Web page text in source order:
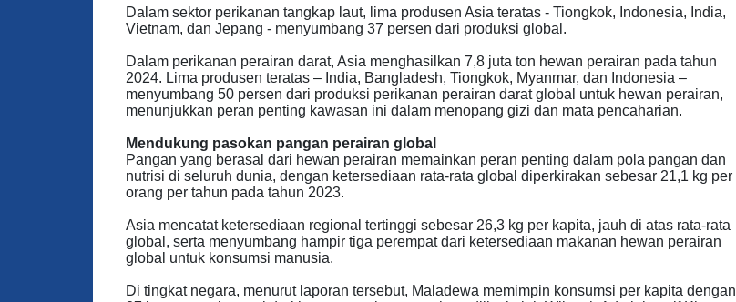
Dalam sektor perikanan tangkap laut, lima produsen Asia teratas - Tiongkok, Indonesia, India,
Vietnam, dan Jepang - menyumbang 37 persen dari produksi global.
Dalam perikanan perairan darat, Asia menghasilkan 7,8 juta ton hewan perairan pada tahun
2024. Lima produsen teratas – India, Bangladesh, Tiongkok, Myanmar, dan Indonesia –
menyumbang 50 persen dari produksi perikanan perairan darat global untuk hewan perairan,
menunjukkan peran penting kawasan ini dalam menopang gizi dan mata pencaharian.
Mendukung pasokan pangan perairan global
Pangan yang berasal dari hewan perairan memainkan peran penting dalam pola pangan dan
nutrisi di seluruh dunia, dengan ketersediaan rata-rata global diperkirakan sebesar 21,1 kg per
orang per tahun pada tahun 2023.
Asia mencatat ketersediaan regional tertinggi sebesar 26,3 kg per kapita, jauh di atas rata-rata
global, serta menyumbang hampir tiga perempat dari ketersediaan makanan hewan perairan
global untuk konsumsi manusia.
Di tingkat negara, menurut laporan tersebut, Maladewa memimpin konsumsi per kapita dengan